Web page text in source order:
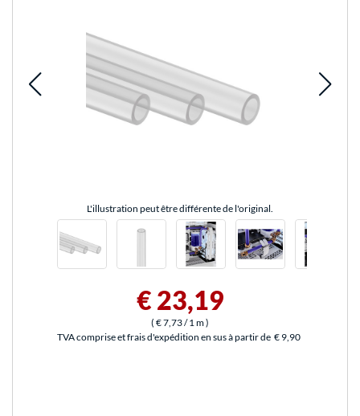
L'illustration peut être différente de l'original.
€ 23,19
( € 7,73/ 1 m)
TVA comprise et frais d'expédition en sus à partir de € 9,90